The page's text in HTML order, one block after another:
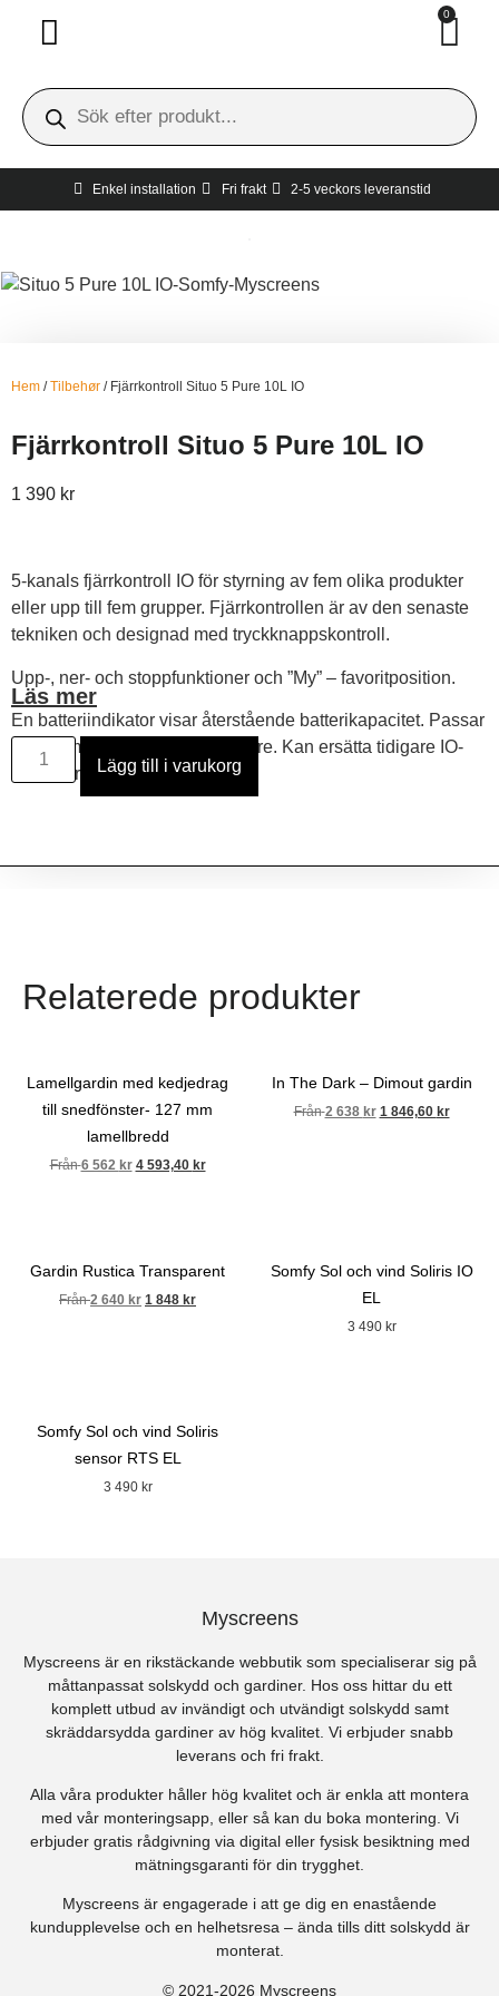
0
Enkel installation Fri frakt 2-5 veckors leveranstid
Hem /Tilbehør / Fjärrkontroll Situo 5 Pure 10L IO
Fjärrkontroll Situo 5 Pure 10L IO
1 390 kr
5-kanals fjärrkontroll IO för styrning av fem olika produkter
eller upp till fem grupper. Fjärrkontrollen är av den senaste
tekniken och designad med tryckknappskontroll.
Upp-, ner- och stoppfunktioner och ”My” – favoritposition.
En batteriindikator visar återstående batterikapacitet. Passar
Somfy-motorer med IO-mottagare. Kan ersätta tidigare IO-
fjärrkontroller.
Läs mer
Lägg till i varukorg
Relaterede produkter
Lamellgardin med kedjedrag
till snedfönster- 127 mm
lamellbredd
Från 6 562 kr 4 593,40 kr
In The Dark – Dimout gardin
Från 2 638 kr 1 846,60 kr
Gardin Rustica Transparent
Från 2 640 kr 1 848 kr
Somfy Sol och vind Soliris IO
EL
3 490 kr
Somfy Sol och vind Soliris
sensor RTS EL
3 490 kr
Myscreens
Myscreens är en rikstäckande webbutik som specialiserar sig på
måttanpassat solskydd och gardiner. Hos oss hittar du ett
komplett utbud av invändigt och utvändigt solskydd samt
skräddarsydda gardiner av hög kvalitet. Vi erbjuder snabb
leverans och fri frakt.
Alla våra produkter håller hög kvalitet och är enkla att montera
med vår monteringsapp, eller så kan du boka montering. Vi
erbjuder gratis rådgivning via digital eller fysisk besiktning med
mätningsgaranti för din trygghet.
Myscreens är engagerade i att ge dig en enastående
kundupplevelse och en helhetsresa – ända tills ditt solskydd är
monterat.
© 2021-2026 Myscreens